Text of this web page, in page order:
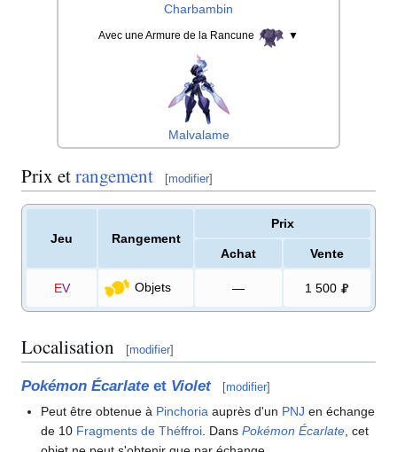
Charbambin
Avec une Armure de la Rancune ▼
Malvalame
Prix etrangement [modifier]
Jeu Rangement
Prix
Achat Vente
EV Objets — 1 500
Localisation [modifier]
Pokémon Écarlate et Violet [modifier]
Peut être obtenue à Pinchoria auprès d'un PNJ en échange
de 10 Fragments de Théffroi . DansPokémon Écarlate , cet